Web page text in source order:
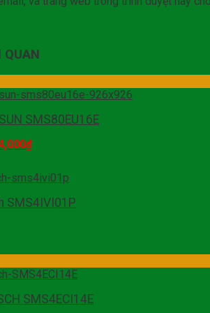
SMS80EU16E
₫
SMS4IVI01P
SMS4ECI14E